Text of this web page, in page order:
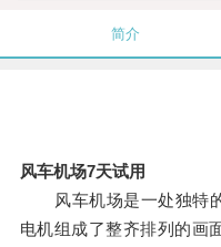
简介
风车机场7天试用
风车机场是一处独特的
电机组成了整齐排列的画